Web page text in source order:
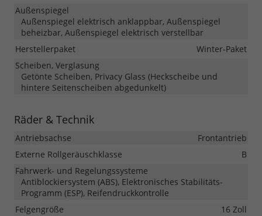
Außenspiegel
Außenspiegel elektrisch anklappbar, Außenspiegel
beheizbar, Außenspiegel elektrisch verstellbar
Herstellerpaket
Winter-Paket
Scheiben, Verglasung
Getönte Scheiben, Privacy Glass (Heckscheibe und
hintere Seitenscheiben abgedunkelt)
Räder & Technik
Antriebsachse
Frontantrieb
Externe Rollgeräuschklasse
B
Fahrwerk- und Regelungssysteme
Antiblockiersystem (ABS), Elektronisches Stabilitäts-
Programm (ESP), Reifendruckkontrolle
Felgengröße
16 Zoll